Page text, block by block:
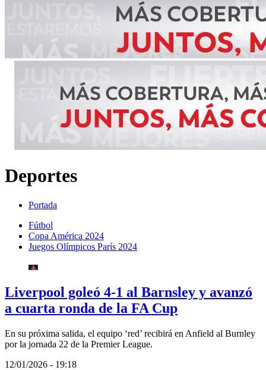
Deportes
Portada
Fútbol
Copa América 2024
Juegos Olímpicos París 2024
Liverpool goleó 4-1 al Barnsley y avanzó
a cuarta ronda de la FA Cup
En su próxima salida, el equipo ‘red’ recibirá en Anfield al Burnley
por la jornada 22 de la Premier League.
12/01/2026 - 19:18